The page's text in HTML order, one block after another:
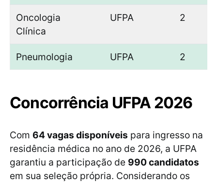
Oncologia
Clínica
UFPA 2
Pneumologia UFPA 2
Concorrência UFPA 2026
Com 64 vagas disponíveis para ingresso na
residência médica no ano de 2026, a UFPA
garantiu a participação de 990 candidatos
em sua seleção própria. Considerando os